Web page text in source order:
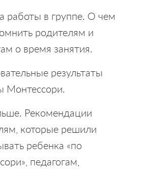
работы в группе. О чем
родителям и
о время занятия.
результаты
Монтессори.
Рекомендации
которые решили
ребенка «по
педагогам,